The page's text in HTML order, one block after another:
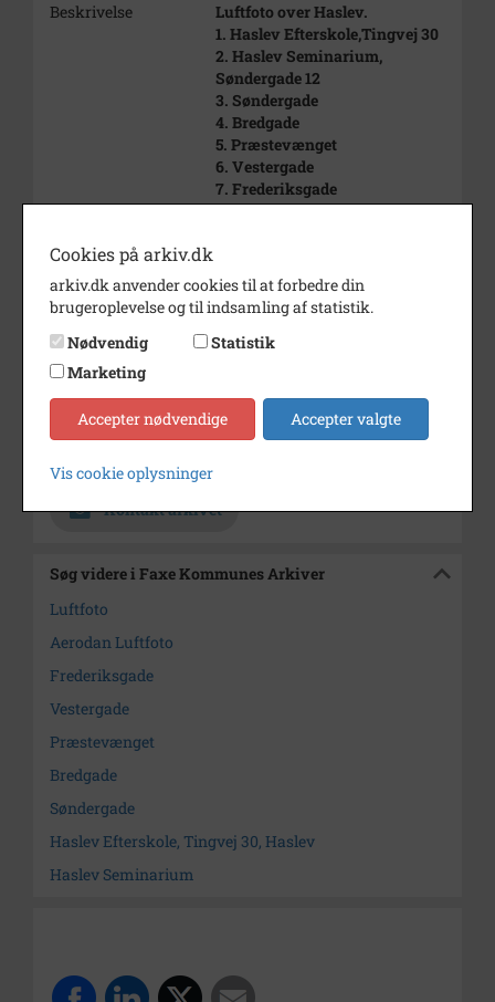
Beskrivelse
Luftfoto over Haslev.
1. Haslev Efterskole,Tingvej 30
2. Haslev Seminarium,
Søndergade 12
3. Søndergade
4. Bredgade
5. Præstevænget
6. Vestergade
7. Frederiksgade
Dateringsnote
Fotograf
Aerodan Luftfoto
Se på kort
Type
Enhed
Haslev Sogn (1000-2050)
Kontakt arkivet
Søg videre i Faxe Kommunes Arkiver
Luftfoto
Aerodan Luftfoto
Frederiksgade
Vestergade
Præstevænget
Bredgade
Søndergade
Haslev Efterskole, Tingvej 30, Haslev
Haslev Seminarium
Cookies på arkiv.dk
arkiv.dk anvender cookies til at forbedre din
brugeroplevelse og til indsamling af statistik.
Nødvendig
Statistik
Marketing
Accepter nødvendige Accepter valgte
Vis cookie oplysninger